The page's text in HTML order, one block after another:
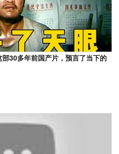
部30多年前国产片，预言了当下的